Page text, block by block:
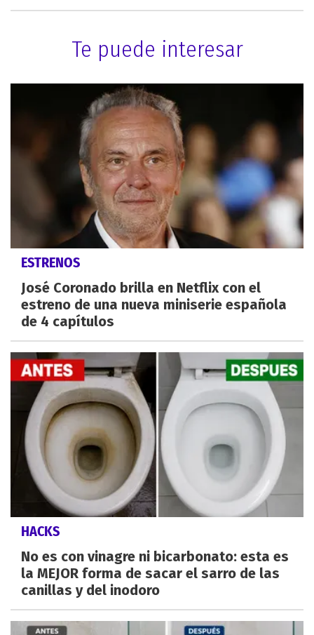
Te puede interesar
ESTRENOS
José Coronado brilla en Netflix con el
estreno de una nueva miniserie española
de 4 capítulos
HACKS
No es con vinagre ni bicarbonato: esta es
la MEJOR forma de sacar el sarro de las
canillas y del inodoro